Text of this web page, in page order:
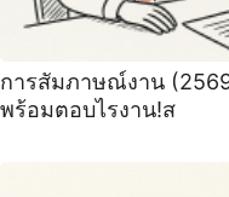
การสัมภาษณ์งาน
พร้อมตอบไรงาน!ส